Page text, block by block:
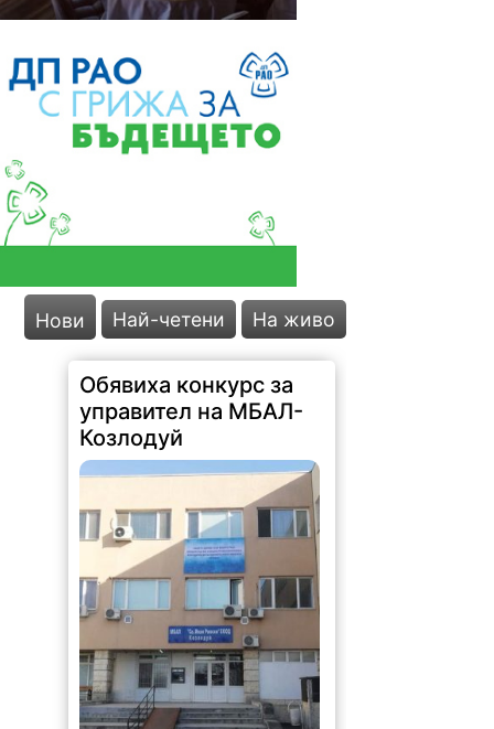
Нови Най-четени На живо
Обявиха конкурс за
управител на МБАЛ-
Козлодуй